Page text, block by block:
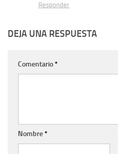
Responder
DEJA UNA RESPUESTA
Comentario*
Nombre*